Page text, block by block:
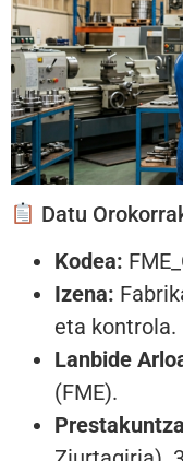
Datu
Kodea:
Izena:
eta kontrola.
Lanbide
(FME).